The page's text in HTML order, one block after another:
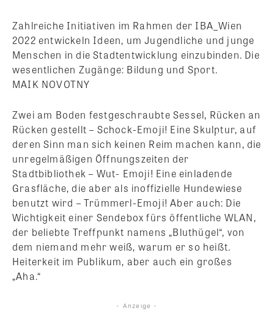
Zahlreiche Initiativen im Rahmen der IBA_Wien
2022 entwickeln Ideen, um Jugendliche und junge
Menschen in die Stadtentwicklung einzubinden. Die
wesentlichen Zugänge: Bildung und Sport.
MAIK NOVOTNY
Zwei am Boden festgeschraubte Sessel, Rücken an
Rücken gestellt – Schock-Emoji! Eine Skulptur, auf
deren Sinn man sich keinen Reim machen kann, die
unregelmäßigen Öffnungszeiten der
Stadtbibliothek – Wut- Emoji! Eine einladende
Grasfläche, die aber als inoffizielle Hundewiese
benutzt wird – Trümmerl-Emoji! Aber auch: Die
Wichtigkeit einer Sendebox fürs öffentliche WLAN,
der beliebte Treffpunkt namens „Bluthügel“, von
dem niemand mehr weiß, warum er so heißt.
Heiterkeit im Publikum, aber auch ein großes
„Aha.“
- Anzeige -